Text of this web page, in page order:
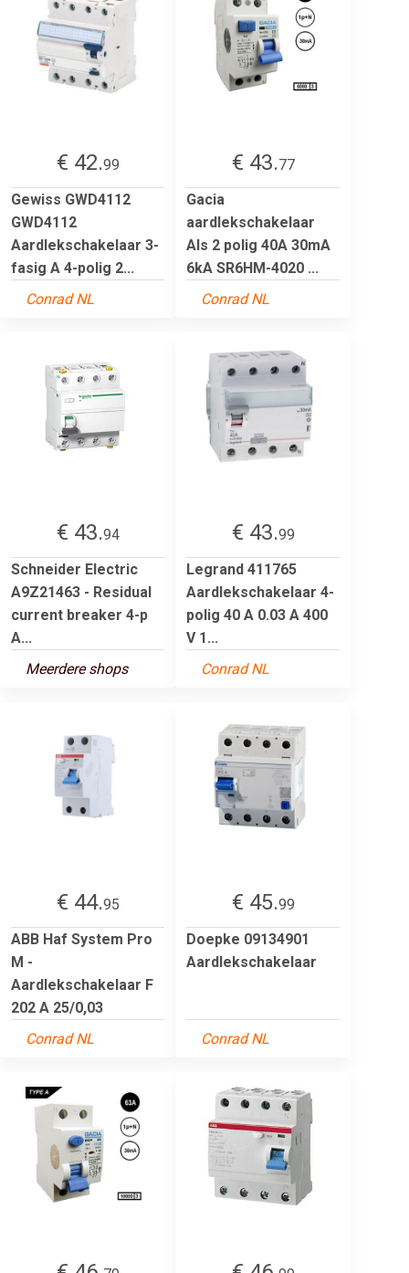
€ 42.99
Gewiss GWD4112
GWD4112
Aardlekschakelaar 3-
fasig A 4-polig 2...
Conrad NL
€ 43.77
Gacia
aardlekschakelaar
Als 2 polig 40A 30mA
6kA SR6HM-4020 ...
Conrad NL
€ 43.94
Schneider Electric
A9Z21463 - Residual
current breaker 4-p
A...
Meerdere shops
€ 43.99
Legrand 411765
Aardlekschakelaar 4-
polig 40 A 0.03 A 400
V 1...
Conrad NL
€ 44.95
ABB Haf System Pro
M -
Aardlekschakelaar F
202 A 25/0,03
Conrad NL
€ 45.99
Doepke 09134901
Aardlekschakelaar
Conrad NL